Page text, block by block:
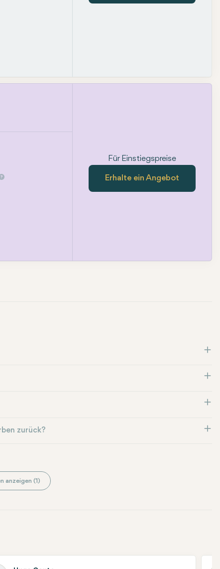
Für Einstiegspreise
Erhalte ein Angebot
zurück?
anzeigen (1)